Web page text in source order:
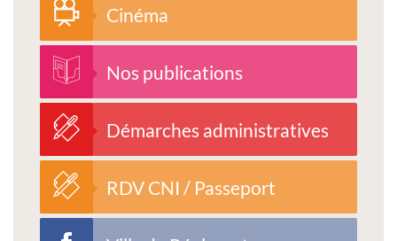
Cinéma
Nos publications
Démarches administratives
RDV CNI / Passeport